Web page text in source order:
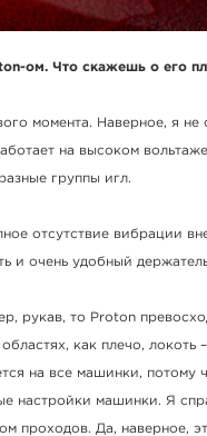
ом. Что скажешь о его
момента. Наверное, я не
на высоком
группы игл.
отсутствие вибрации
и очень удобный
рукав, то Proton
как плечо, локоть
на все машинки, потому
настройки машинки. Я
проходов. Да, наверное,